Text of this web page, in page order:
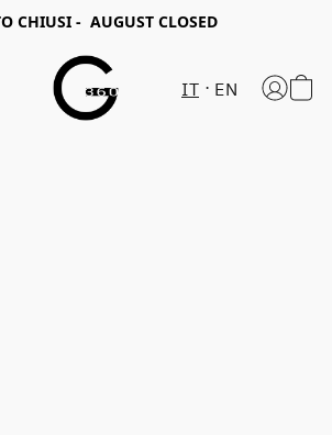
CHIUSI - AUGUST CLOSED
IT EN